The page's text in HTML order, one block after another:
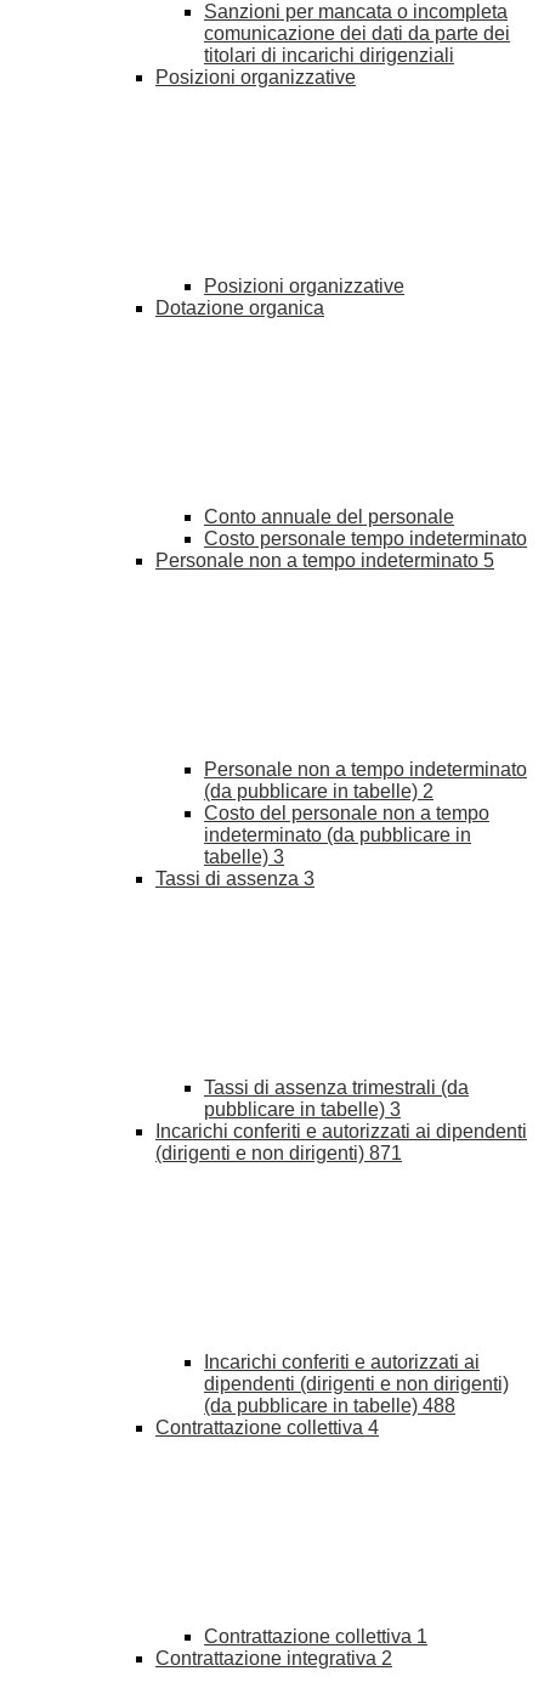
Sanzioni per mancata o incompleta
comunicazione dei dati da parte dei
titolari di incarichi dirigenziali
Posizioni organizzative
Posizioni organizzative
Dotazione organica
Conto annuale del personale
Costo personale tempo indeterminato
Personale non a tempo indeterminato 5
Personale non a tempo indeterminato
(da pubblicare in tabelle) 2
Costo del personale non a tempo
indeterminato (da pubblicare in
tabelle) 3
Tassi di assenza 3
Tassi di assenza trimestrali (da
pubblicare in tabelle) 3
Incarichi conferiti e autorizzati ai dipendenti
(dirigenti e non dirigenti) 871
Incarichi conferiti e autorizzati ai
dipendenti (dirigenti e non dirigenti)
(da pubblicare in tabelle) 488
Contrattazione collettiva 4
Contrattazione collettiva 1
Contrattazione integrativa 2